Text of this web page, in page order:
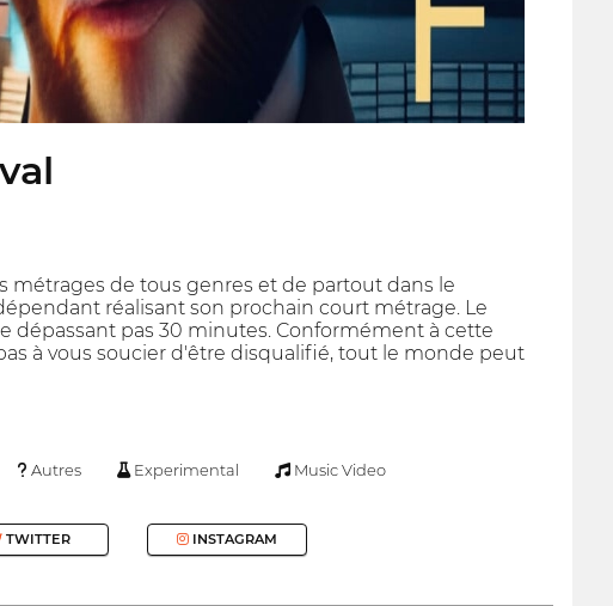
métrages de tous genres et de partout dans le
réalisant son prochain court métrage. Le
dépassant pas 30 minutes. Conformément à cette
à vous soucier d'être disqualifié, tout le monde peut
Autres Experimental Music Video
TWITTER INSTAGRAM